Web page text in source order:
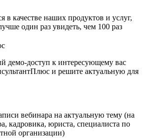
в качестве наших продуктов и услуг,
один раз увидеть, чем 100 раз
демо-доступ к интересующему вас
и решите актуальную для
вебинара на актуальную тему (на
кадровика, юриста, специалиста по
организации)